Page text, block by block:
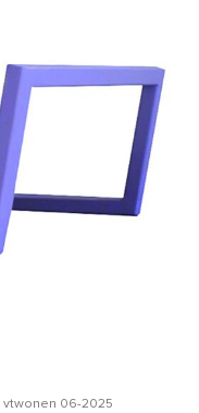
vtwonen 06-2025